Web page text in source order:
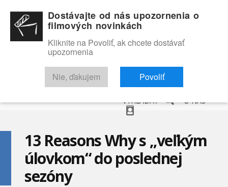
RECENZIE TRAILERY FILMOVÁ DATABÁZA
VYHĽADAŤ O NÁS
13 Reasons Why s „veľkým
úlovkom“ do poslednej
sezóny
Dostávajte od nás upozornenia o
filmových novinkách
Kliknite na Povoliť, ak chcete dostávať
upozornenia
Nie, ďakujem Povoliť